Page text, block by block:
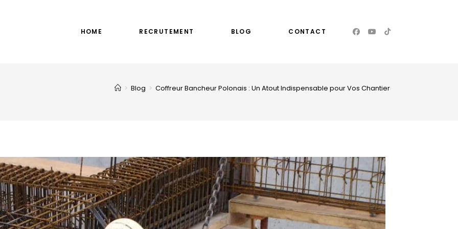
HOME RECRUTEMENT BLOG CONTACT
> Blog > Coffreur Bancheur Polonais : Un Atout Indispensable pour Vos Chantiers